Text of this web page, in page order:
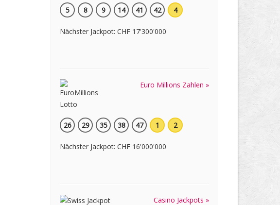
5 8 9 14 41 42 4
Nächster Jackpot: CHF 17'300'000
Euro Millions Zahlen »
26 29 35 38 47 1 2
Nächster Jackpot: CHF 16'000'000
Casino Jackpots »